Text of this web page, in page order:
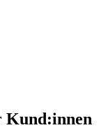
Kund:innen